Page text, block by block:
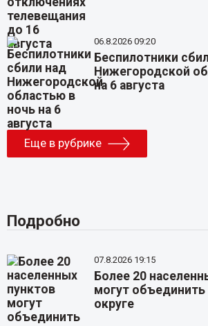
06.8.2026 09:20
Беспилотники
Нижегородской
на 6 августа
Еще в рубрике
Подробно
07.8.2026 19:15
Более 20
могут
округе